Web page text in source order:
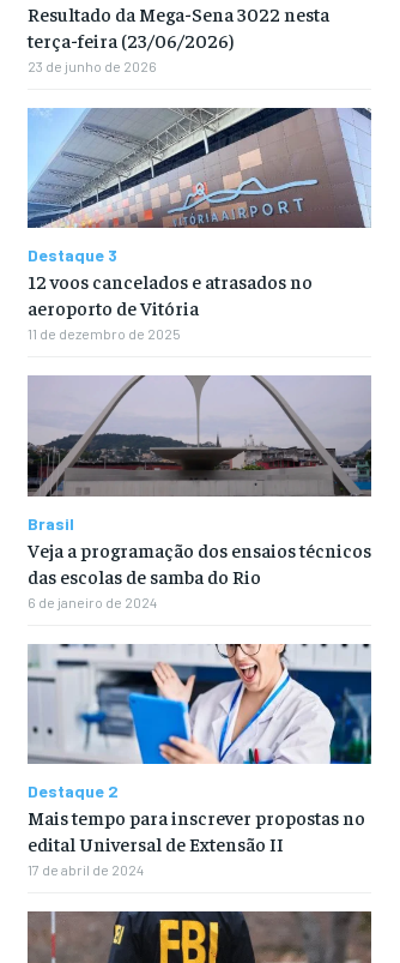
Resultado da Mega-Sena 3022 nesta
terça-feira (23/06/2026)
23 de junho de 2026
Destaque 3
12 voos cancelados e atrasados no
aeroporto de Vitória
11 de dezembro de 2025
Brasil
Veja a programação dos ensaios técnicos
das escolas de samba do Rio
6 de janeiro de 2024
Destaque 2
Mais tempo para inscrever propostas no
edital Universal de Extensão II
17 de abril de 2024